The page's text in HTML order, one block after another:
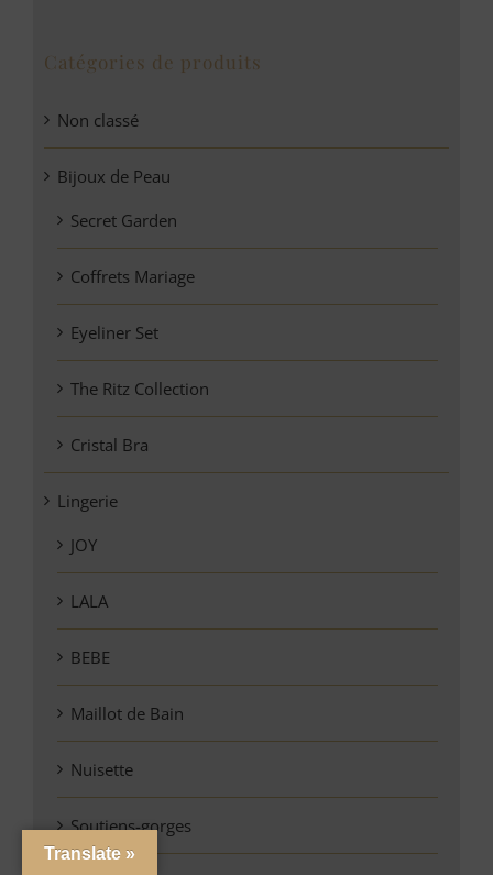
Catégories de produits
Non classé
Bijoux de Peau
Secret Garden
Coffrets Mariage
Eyeliner Set
The Ritz Collection
Cristal Bra
Lingerie
JOY
LALA
BEBE
Maillot de Bain
Nuisette
Soutiens-gorges
Translate »